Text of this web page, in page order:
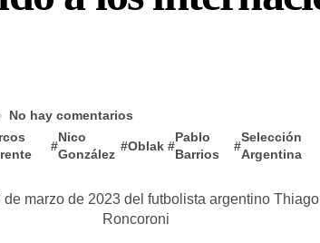
No hay comentarios
#
Nico
González
#Oblak #
Pablo
Barrios
#
Selección
Argentina
marzo de 2023 del futbolista argentino
Roncoroni